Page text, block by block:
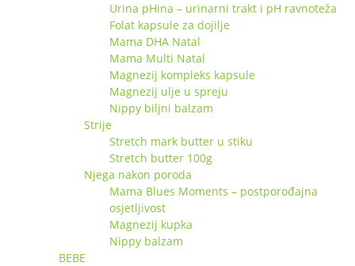
Urina pHina – urinarni trakt i pH ravnoteža
Folat kapsule za dojilje
Mama DHA Natal
Mama Multi Natal
Magnezij kompleks kapsule
Magnezij ulje u spreju
Nippy biljni balzam
Strije
Stretch mark butter u stiku
Stretch butter 100g
Njega nakon poroda
Mama Blues Moments – postporođajna
osjetljivost
Magnezij kupka
Nippy balzam
BEBE